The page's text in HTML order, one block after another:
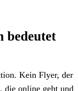
bedeutet
Kein Flyer, der
die online geht und